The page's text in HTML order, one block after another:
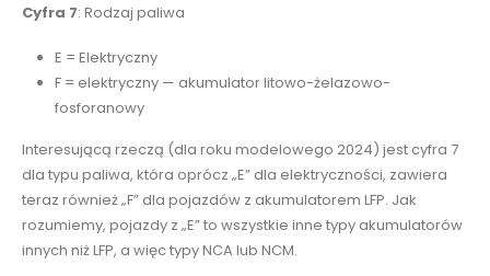
Cyfra 7: Rodzaj paliwa
E = Elektryczny
F = elektryczny — akumulator litowo-żelazowo-
fosforanowy
Interesującą rzeczą (dla roku modelowego 2024) jest cyfra 7
dla typu paliwa, która oprócz „E” dla elektryczności, zawiera
teraz również „F” dla pojazdów z akumulatorem LFP. Jak
rozumiemy, pojazdy z „E” to wszystkie inne typy akumulatorów
innych niż LFP, a więc typy NCA lub NCM.